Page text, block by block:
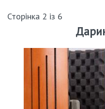
Сторінка 2 із 6